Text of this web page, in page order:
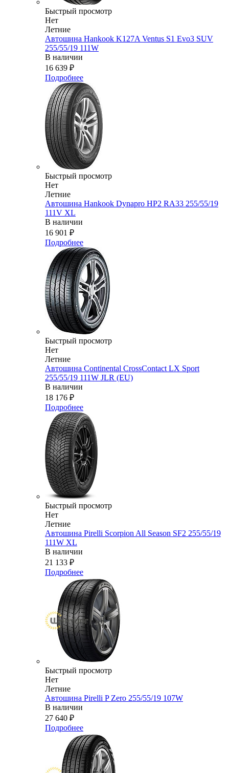
Быстрый просмотр
Нет
Летние
Автошина Hankook K127A Ventus S1 Evo3 SUV
255/55/19 111W
В наличии
16 639 ₽
Подробнее
Быстрый просмотр
Нет
Летние
Автошина Hankook Dynapro HP2 RA33 255/55/19
111V XL
В наличии
16 901 ₽
Подробнее
Быстрый просмотр
Нет
Летние
Автошина Continental CrossContact LX Sport
255/55/19 111W JLR (EU)
В наличии
18 176 ₽
Подробнее
Быстрый просмотр
Нет
Летние
Автошина Pirelli Scorpion All Season SF2 255/55/19
111W XL
В наличии
21 133 ₽
Подробнее
Быстрый просмотр
Нет
Летние
Автошина Pirelli P Zero 255/55/19 107W
В наличии
27 640 ₽
Подробнее